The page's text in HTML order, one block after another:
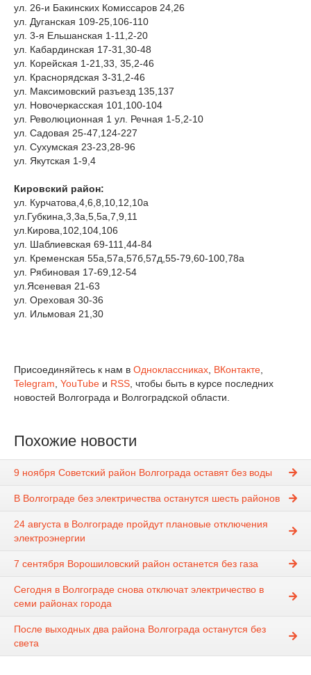
ул. 26-и Бакинских Комиссаров 24,26
ул. Дуганская 109-25,106-110
ул. 3-я Ельшанская 1-11,2-20
ул. Кабардинская 17-31,30-48
ул. Корейская 1-21,33, 35,2-46
ул. Краснорядская 3-31,2-46
ул. Максимовский разъезд 135,137
ул. Новочеркасская 101,100-104
ул. Революционная 1 ул. Речная 1-5,2-10
ул. Садовая 25-47,124-227
ул. Сухумская 23-23,28-96
ул. Якутская 1-9,4
Кировский район:
ул. Курчатова,4,6,8,10,12,10а
ул.Губкина,3,3а,5,5а,7,9,11
ул.Кирова,102,104,106
ул. Шаблиевская 69-111,44-84
ул. Кременская 55а,57а,57б,57д,55-79,60-100,78а
ул. Рябиновая 17-69,12-54
ул.Ясеневая 21-63
ул. Ореховая 30-36
ул. Ильмовая 21,30
Присоединяйтесь к нам в Одноклассниках ВКонтакте
Telegram YouTube и RSS , чтобы быть в курсе последних
новостей Волгограда и Волгоградской области.
Похожие новости
9 ноября Советский район Волгограда оставят без воды
В Волгограде без электричества останутся шесть районов
24 августа в Волгограде пройдут плановые отключения
электроэнергии
7 сентября Ворошиловский район останется без газа
Сегодня в Волгограде снова отключат электричество в
семи районах города
После выходных два района Волгограда останутся без
света